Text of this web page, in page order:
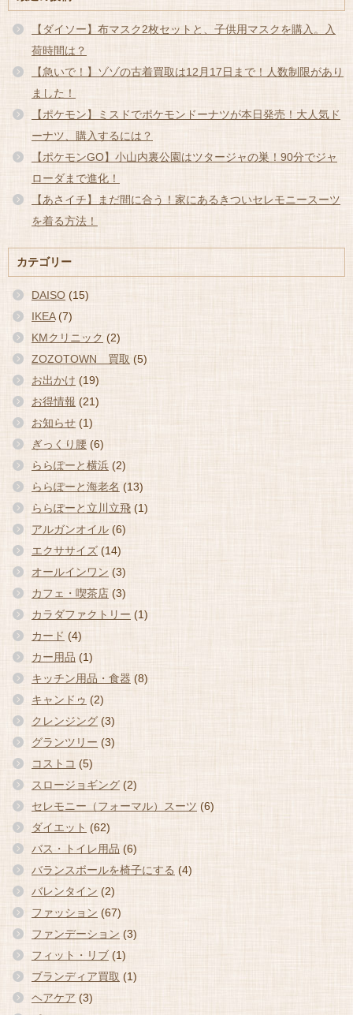
【ダイソー】布マスク2枚セットと、子供用マスクを購入。入
荷時間は？
【急いで！】ゾゾの古着買取は12月17日まで！人数制限があり
ました！
【ポケモン】ミスドでポケモンドーナツが本日発売！大人気ド
ーナツ、購入するには？
【ポケモンGO】小山内裏公園はツタージャの巣！90分でジャ
ローダまで進化！
【あさイチ】まだ間に合う！家にあるきついセレモニースーツ
を着る方法！
カテゴリー
DAISO (15)
IKEA(7)
KMクリニック (2)
ZOZOTOWN 買取 (5)
お出かけ (19)
お得情報 (21)
お知らせ (1)
ぎっくり腰 (6)
ららぽーと横浜 (2)
ららぽーと海老名 (13)
ららぽーと立川立飛 (1)
アルガンオイル (6)
エクササイズ (14)
オールインワン (3)
カフェ・喫茶店 (3)
カラダファクトリー (1)
カード (4)
カー用品 (1)
キッチン用品・食器 (8)
キャンドゥ (2)
クレンジング (3)
グランツリー (3)
コストコ (5)
スロージョギング (2)
セレモニー（フォーマル）スーツ (6)
ダイエット (62)
バス・トイレ用品 (6)
バランスボールを椅子にする (4)
バレンタイン (2)
ファッション (67)
ファンデーション (3)
フィット・リブ (1)
ブランディア買取 (1)
ヘアケア (3)